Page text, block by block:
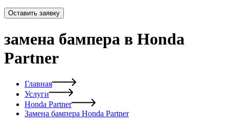
Оставить заявку
замена бампера в Honda
Partner
Главная
Услуги
Honda Partner
Замена бампера Honda Partner